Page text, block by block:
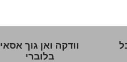
וודקה ואן גוך אסאי
בלוברי